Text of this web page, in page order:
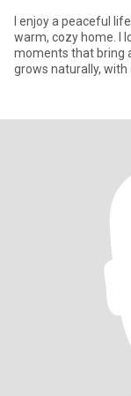
I enjoy a peaceful
warm, cozy home. I
moments that bring
grows naturally, with